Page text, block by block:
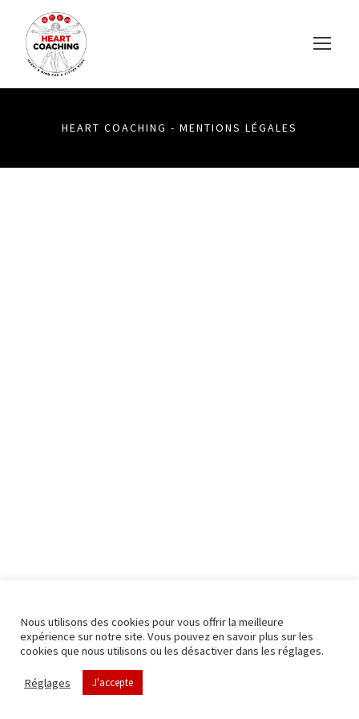
HEART COACHING - MENTIONS LÉGALES
Nous utilisons des cookies pour vous offrir la meilleure
expérience sur notre site. Vous pouvez en savoir plus sur les
cookies que nous utilisons ou les désactiver dans les réglages.
Réglages J'accepte